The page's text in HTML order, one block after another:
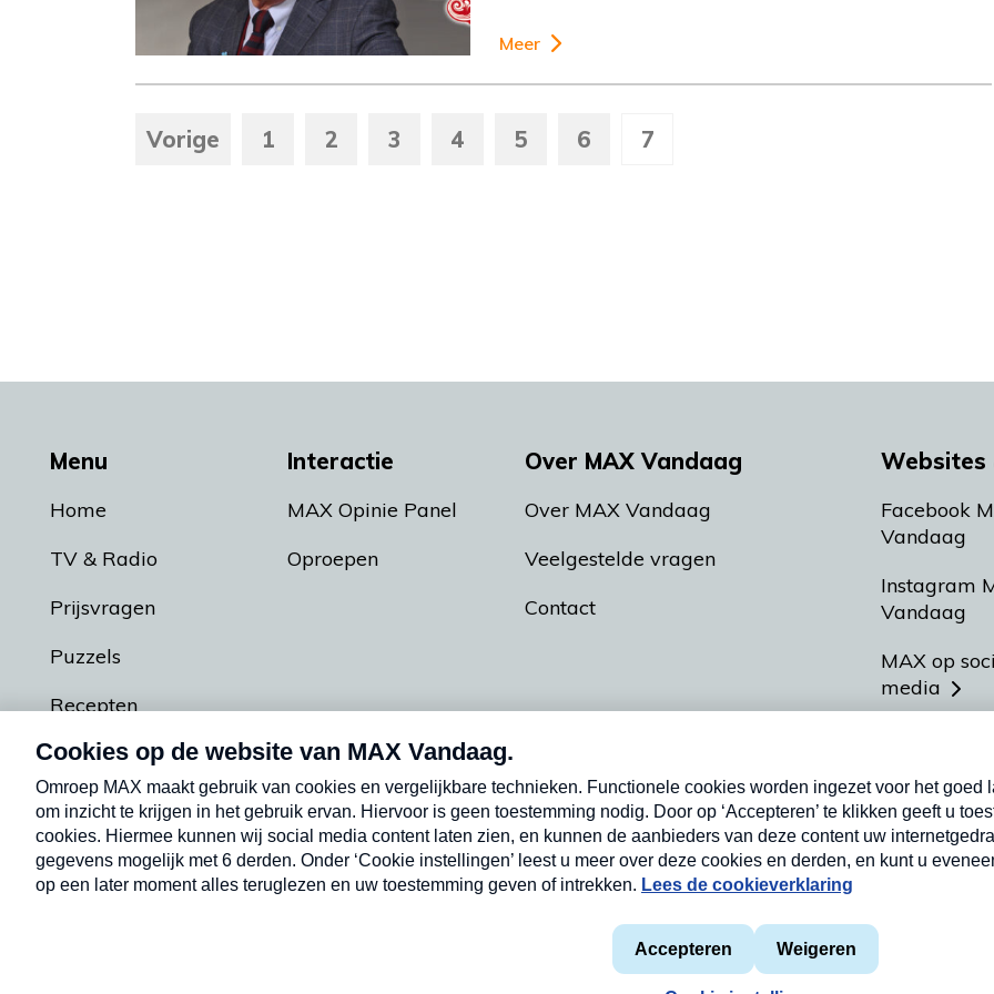
Meer
Vorige 1 2 3 4 5 6 7
Menu
Home
TV & Radio
Prijsvragen
Puzzels
Recepten
Podcasts
Interactie
MAX Opinie Panel
Oproepen
Over MAX Vandaag
Over MAX Vandaag
Veelgestelde vragen
Contact
Websites
Facebook
Vandaag
Instagram
Vandaag
MAX op
media
Meldpunt
Heel
Privacyverklaring
Cookieverklaring